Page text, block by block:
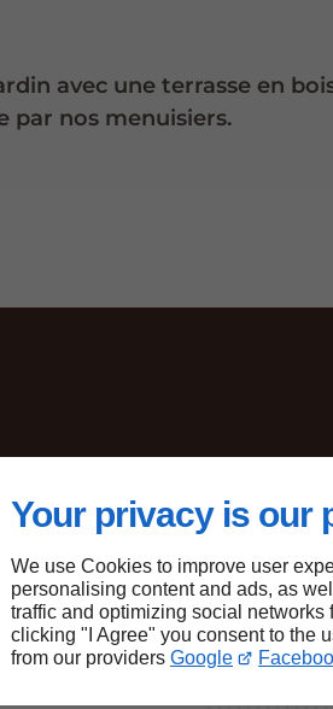
Your privacy is our
We use Cookies to improve user
personalising content and ads, as
traffic and optimizing social networks
clicking "I Agree" you consent to the
from our providers Google
avec une terrasse en
par nos menuisiers.
et extérieur
roulants / battants
de toit VELUX
portails